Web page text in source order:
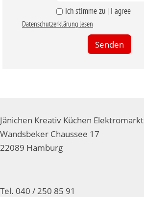
Ich stimme zu | I agree
Datenschutzerklärung lesen
Jänichen Kreativ Küchen Elektromarkt
Wandsbeker Chaussee 17
22089 Hamburg
Tel. 040 / 250 85 91